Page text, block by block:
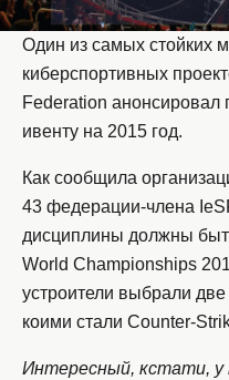
Один из самых стойких
киберспортивных
Federation
ивенту на 2015 год.
Как сообщила
43 федерации-члена
дисциплины должны
World Championships
устроители выбрали
коими стали Counter-
Интересный, кстати, у